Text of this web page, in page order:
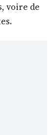
voire de